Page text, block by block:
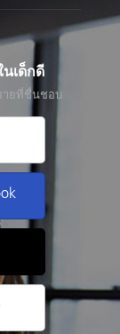
เด็กดี
ายที่ชื่นชอบ